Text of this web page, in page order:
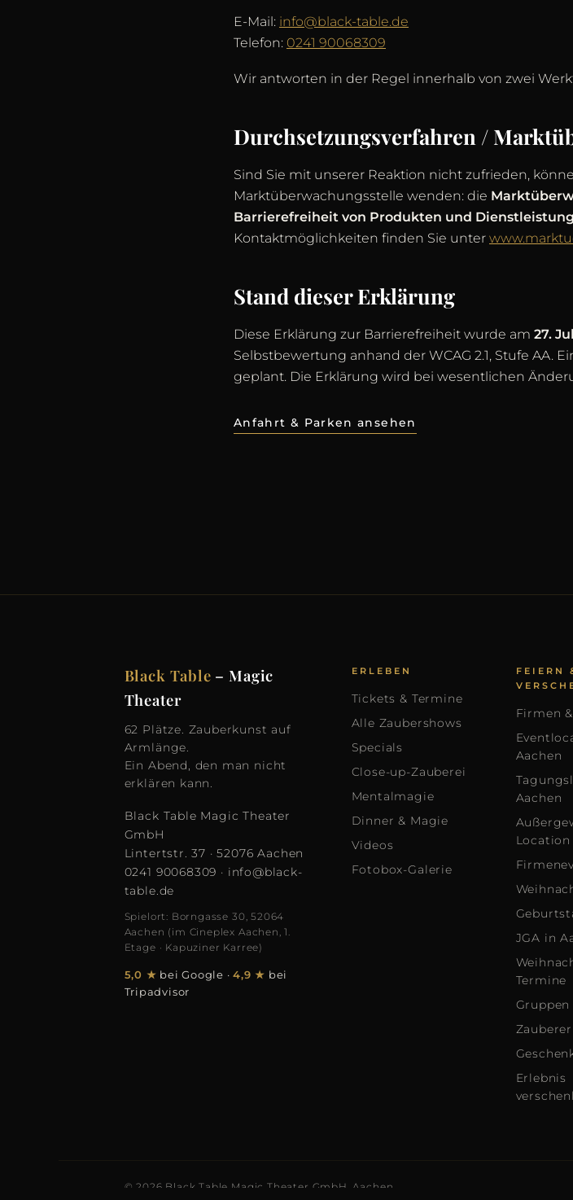
E-Mail: info@black-table.de
Telefon: 0241 90068309
Wir antworten in der Regel innerhalb von zwei
Durchsetzungsverfahren /
Sind Sie mit unserer Reaktion nicht zufrieden,
Marktüberwachungsstelle wenden: die
Barrierefreiheit von Produkten und
Kontaktmöglichkeiten finden Sie unter
Stand dieser Erklärung
Diese Erklärung zur Barrierefreiheit wurde am 27.
Selbstbewertung anhand der WCAG 2.1, Stufe AA.
geplant. Die Erklärung wird bei wesentlichen
Anfahrt & Parken ansehen
Black Table – Magic
Theater
62 Plätze. Zauberkunst auf
Armlänge.
Ein Abend, den man nicht
erklären kann.
Black Table Magic Theater
GmbH
Lintertstr. 37 · 52076 Aachen
0241 90068309 · info@black-
table.de
Spielort: Borngasse 30, 52064
Aachen (im Cineplex Aachen, 1.
Etage · Kapuziner Karree)
5,0 ★ bei Google ·4,9 ★ bei
Tripadvisor
ERLEBEN
Tickets & Termine
Alle Zaubershows
Specials
Close-up-Zauberei
Mentalmagie
Dinner & Magie
Videos
Fotobox-Galerie
FEIERN
Firmen
Aachen
Aachen
Location
JGA in
Termine
Gruppen
Erlebnis
© 2026 Black Table Magic Theater GmbH, Aachen